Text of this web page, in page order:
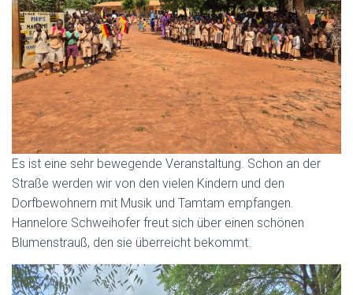
Es ist eine sehr bewegende Veranstaltung. Schon an der
Straße werden wir von den vielen Kindern und den
Dorfbewohnern mit Musik und Tamtam empfangen.
Hannelore Schweihofer freut sich über einen schönen
Blumenstrauß, den sie überreicht bekommt.